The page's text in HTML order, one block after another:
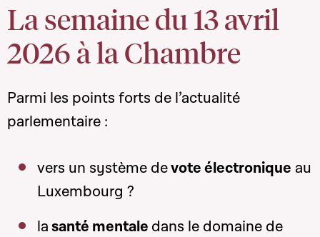
La semaine du 13 avril
2026 à la Chambre
Parmi les points forts de l’actualité
parlementaire :
vers un système devote électronique au
Luxembourg ?
lasanté mentale dans le domaine de